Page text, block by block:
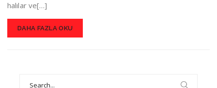
halılar ve[…]
DAHA FAZLA OKU